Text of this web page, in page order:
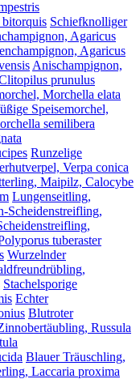
bitorquis Schiefknolliger
Agaricus
Agaricus
Anischampignon,
prunulus
Morchella elata
Speisemorchel,
semilibera
Runzelige
Verpa conica
Maipilz, Calocybe
Lungenseitling,
Scheidenstreifling,
tuberaster
Wurzelnder
Stachelsporige
Echter
Blutroter
Russula
Blauer Träuschling,
Laccaria proxima